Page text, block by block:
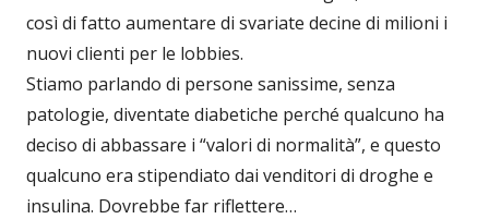
così di fatto aumentare di svariate decine di milioni i
nuovi clienti per le lobbies.
Stiamo parlando di persone sanissime, senza
patologie, diventate diabetiche perché qualcuno ha
deciso di abbassare i “valori di normalità”, e questo
qualcuno era stipendiato dai venditori di droghe e
insulina. Dovrebbe far riflettere…